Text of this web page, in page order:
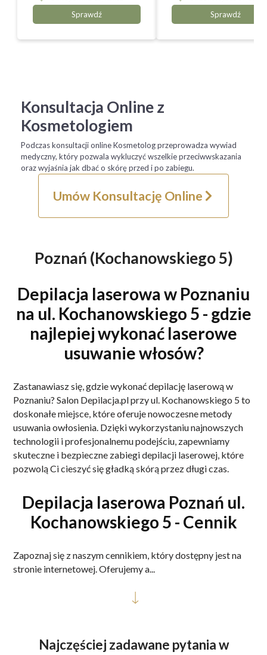
Sprawdź Sprawdź
Konsultacja Online z
Kosmetologiem
Podczas konsultacji online Kosmetolog przeprowadza wywiad
medyczny, który pozwala wykluczyć wszelkie przeciwwskazania
oraz wyjaśnia jak dbać o skórę przed i po zabiegu.
Umów Konsultację Online
Poznań (Kochanowskiego 5)
Depilacja laserowa w Poznaniu
na ul. Kochanowskiego 5 - gdzie
najlepiej wykonać laserowe
usuwanie włosów?
Zastanawiasz się, gdzie wykonać depilację laserową w
Poznaniu? Salon Depilacja.pl przy ul. Kochanowskiego 5 to
doskonałe miejsce, które oferuje nowoczesne metody
usuwania owłosienia. Dzięki wykorzystaniu najnowszych
technologii i profesjonalnemu podejściu, zapewniamy
skuteczne i bezpieczne zabiegi depilacji laserowej, które
pozwolą Ci cieszyć się gładką skórą przez długi czas.
Depilacja laserowa Poznań ul.
Kochanowskiego 5 - Cennik
Zapoznaj się z naszym cennikiem, który dostępny jest na
stronie internetowej. Oferujemy a...
Najczęściej zadawane pytania w